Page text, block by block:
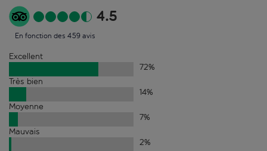
4.5
En fonction des 459 avis
Excellent
72%
Très bien
14%
Moyenne
7%
Mauvais
2%